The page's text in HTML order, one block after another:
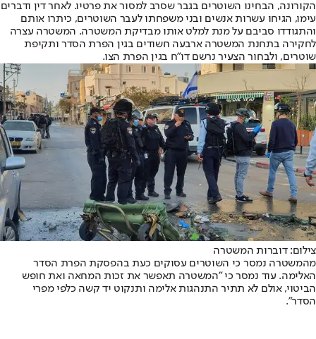
הקורונה, הבחינו השוטרים בגבר שסרב למסור את פרטיו. לאחר דין ודברים
עימו, הגיחו עשרות אנשים ובני משפחתו לעבר השוטרים, כיתרו אותם
והתגודדו סביבם על מנת למלט אותו מבדיקת המשטרה. המשטרה עצרה
לחקירה בתחנת המשטרה ארבעה חשודים בגין הפרת הסדר ותקיפת
שוטרים, ולבחור הצעיר נרשם דו"ח בגין הפרת הצו.
צילום: דוברות המשטרה
מהמשטרה נמסר כי השוטרים עסוקים כעת בהפסקת הפרת הסדר
האלימה. עוד נמסר כי "המשטרה תאפשר את זכות המחאה ואת חופש
הביטוי, אולם לא תתיר התנהגות אלימה ותנקוט יד קשה כלפי מפרי
הסדר".